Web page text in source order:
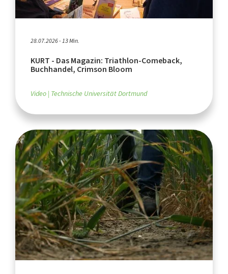
28.07.2026 - 13 Min.
KURT - Das Magazin: Triathlon-Comeback,
Buchhandel, Crimson Bloom
Video Technische Universität Dortmund